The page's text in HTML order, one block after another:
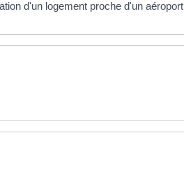
d'un logement proche d'un aéroport